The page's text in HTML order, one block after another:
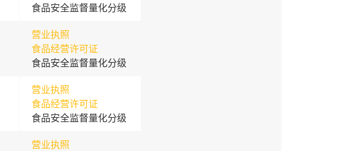
食品安全监督量化分级
营业执照
食品经营许可证
食品安全监督量化分级
营业执照
食品经营许可证
食品安全监督量化分级
营业执照